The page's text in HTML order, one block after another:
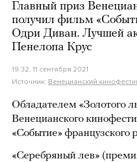
Главный приз
получил фильм
Одри Диван. Лучшей
Пенелопа Крус
19:32, 11 сентября 2021
Источник: Венецианский
Обладателем «Золотого
Венецианского
«Событие»
«Серебряный лев»